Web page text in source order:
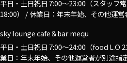
平日・土日祝日 7:00〜23:00（スタッフ
18:00） / 休業日：年末年始、その他運
sky lounge cafe＆bar mequ
平日・土日祝日 7:00〜24:00（food L.O
業日：年末年始、その他運営者が別途指